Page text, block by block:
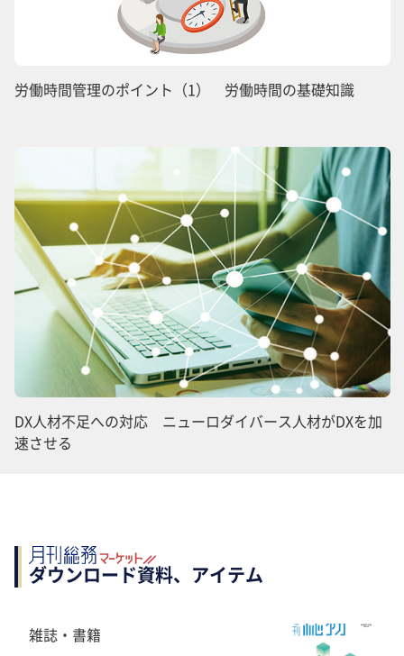
労働時間管理のポイント（1） 労働時間の基礎知識
DX人材不足への対応 ニューロダイバース人材がDXを加
速させる
ダウンロード資料、アイテム
雑誌・書籍